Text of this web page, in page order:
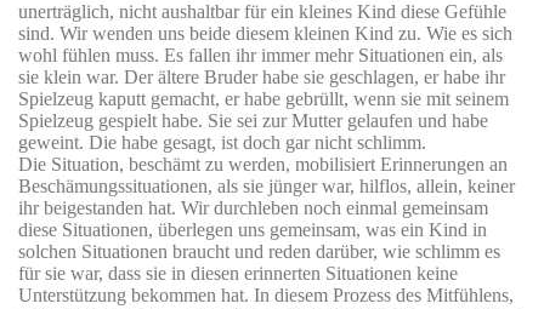
unerträglich, nicht aushaltbar für ein kleines Kind diese Gefühle
sind. Wir wenden uns beide diesem kleinen Kind zu. Wie es sich
wohl fühlen muss. Es fallen ihr immer mehr Situationen ein, als
sie klein war. Der ältere Bruder habe sie geschlagen, er habe ihr
Spielzeug kaputt gemacht, er habe gebrüllt, wenn sie mit seinem
Spielzeug gespielt habe. Sie sei zur Mutter gelaufen und habe
geweint. Die habe gesagt, ist doch gar nicht schlimm.
Die Situation, beschämt zu werden, mobilisiert Erinnerungen an
Beschämungssituationen, als sie jünger war, hilflos, allein, keiner
ihr beigestanden hat. Wir durchleben noch einmal gemeinsam
diese Situationen, überlegen uns gemeinsam, was ein Kind in
solchen Situationen braucht und reden darüber, wie schlimm es
für sie war, dass sie in diesen erinnerten Situationen keine
Unterstützung bekommen hat. In diesem Prozess des Mitfühlens,